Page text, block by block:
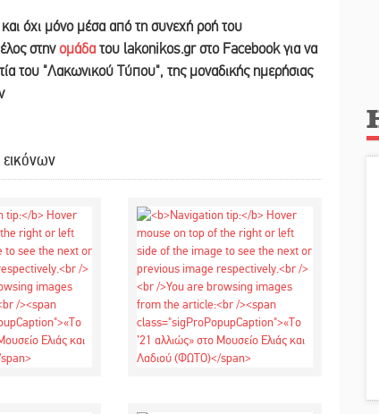
όχι μόνο μέσα από τη συνεχή ροή του
στηνομάδα του lakonikos.gr στο Facebook για να
του "Λακωνικού Τύπου", της μοναδικής ημερήσιας